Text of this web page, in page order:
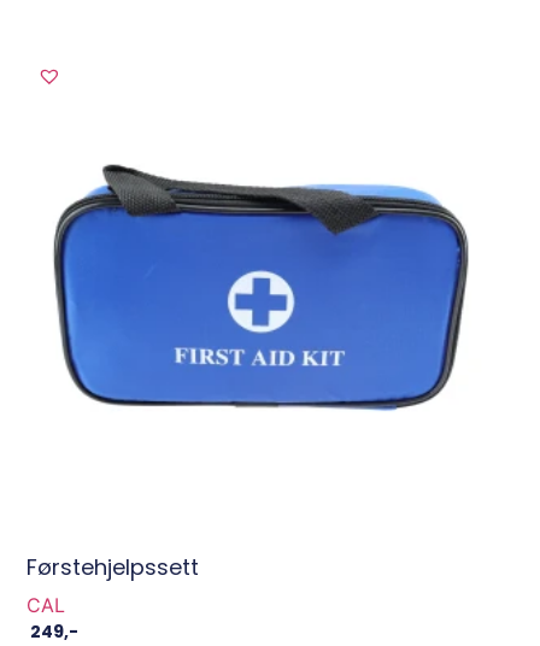
Førstehjelpssett
CAL
249,-